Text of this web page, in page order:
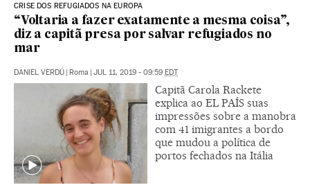
CRISE DOS REFUGIADOS NA EUROPA
“Voltaria a fazer exatamente a mesma coisa”,
diz a capitã presa por salvar refugiados no
mar
DANIEL VERDÚ | Roma | JUL 11, 2019 - 09:59 EDT
Capitã Carola Rackete
explica ao EL PAÍS suas
impressões sobre a manobra
com 41 imigrantes a bordo
que mudou a política de
portos fechados na Itália